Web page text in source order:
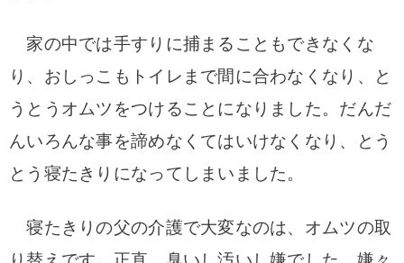
家の中では手すりに捕まることもできなくな
り、おしっこもトイレまで間に合わなくなり、と
うとうオムツをつけることになりました。だんだ
んいろんな事を諦めなくてはいけなくなり、とう
とう寝たきりになっ てしまいました。
寝たきりの父の介護で大変なのは、オムツの取